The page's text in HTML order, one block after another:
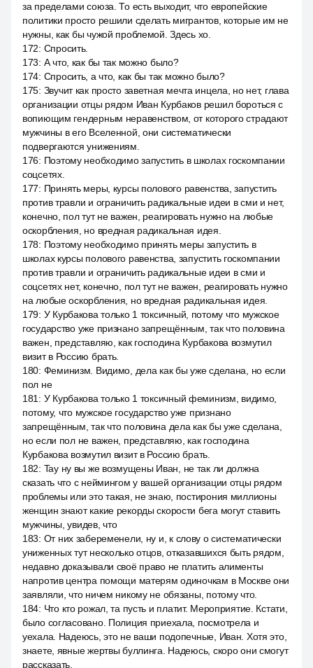
за пределами союза. То есть выходит, что европейские
политики просто решили сделать мигрантов, которые им не
нужны, как бы чужой проблемой. Здесь хо.
172: Спросить.
173: А что, как бы так можно было?
174: Спросить, а что, как бы так можно было?
175: Звучит как просто заветная мечта инцела, но нет, глава
организации отцы рядом Иван Курбаков решил бороться с
вопиющим гендерным неравенством, от которого страдают
мужчины в его Вселенной, они систематически
подвергаются унижениям.
176: Поэтому необходимо запустить в школах госкомпании
соцсетях.
177: Принять меры, курсы полового равенства, запустить
против травли и ограничить радикальные идеи в сми и нет,
конечно, пол тут не важен, реагировать нужно на любые
оскорбления, но вредная радикальная идея.
178: Поэтому необходимо принять меры запустить в
школах курсы полового равенства, запустить госкомпании
против травли и ограничить радикальные идеи в сми и
соцсетях нет, конечно, пол тут не важен, реагировать нужно
на любые оскорбления, но вредная радикальная идея.
179: У Курбакова только 1 токсичный, потому что мужское
государство уже признано запрещённым, так что половина
важен, представляю, как господина Курбакова возмутил
визит в Россию брать.
180: Феминизм. Видимо, дела как бы уже сделана, но если
пол не
181 : У Курбакова только 1 токсичный феминизм, видимо,
потому, что мужское государство уже признано
запрещённым, так что половина дела как бы уже сделана,
но если пол не важен, представляю, как господина
Курбакова возмутил визит в Россию брать.
182: Tay ну вы же возмущены Иван, не так ли должна
сказать что с неймингом у вашей организации отцы рядом
проблемы или это такая, не знаю, постирония миллионы
женщин знают какие рекорды скорости бега могут ставить
мужчины, увидев, что
183: От них забеременели, ну и, к слову о систематически
униженных тут несколько отцов, отказавшихся быть рядом,
недавно доказывали своё право не платить алименты
напротив центра помощи матерям одиночкам в Москве они
заявляли, что ничем никому не обязаны, потому что.
184: Что кто рожал, та пусть и платит. Мероприятие. Кстати,
было согласовано. Полиция приехала, посмотрела и
уехала. Надеюсь, это не ваши подопечные, Иван. Хотя это,
знаете, явные жертвы буллинга. Надеюсь, скоро они смогут
рассказать.